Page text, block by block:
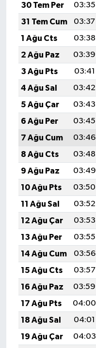
30 Tem Per
03:35
31 Tem Cum
03:37
1 Ağu Cts
03:38
2 Ağu Paz
03:39
3 Ağu Pts
03:41
4 Ağu Sal
03:42
5 Ağu Çar
03:43
6 Ağu Per
03:45
7 Ağu Cum
03:46
8 Ağu Cts
03:48
9 Ağu Paz
03:49
10 Ağu Pts
03:50
11 Ağu Sal
03:52
12 Ağu Çar
03:53
13 Ağu Per
03:55
14 Ağu Cum
03:56
15 Ağu Cts
03:57
16 Ağu Paz
03:59
17 Ağu Pts
04:00
18 Ağu Sal
04:01
19 Ağu Çar
04:03